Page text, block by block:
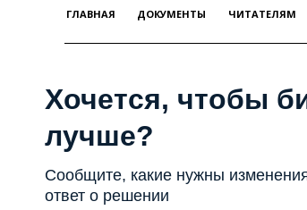
ГЛАВНАЯ ДОКУМЕНТЫ ЧИТАТЕЛЯМ
Хочется, чтобы
лучше?
Сообщите, какие нужны
ответ о решении